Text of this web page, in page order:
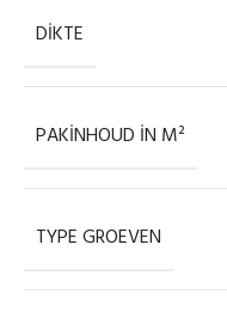
DIKTE
PAKINHOUD IN M²
TYPE GROEVEN